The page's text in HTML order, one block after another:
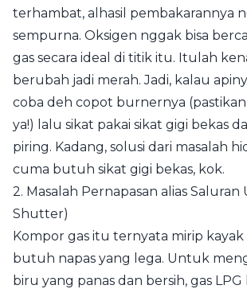
terhambat, alhasil pembakarannya
sempurna. Oksigen nggak bisa
gas secara ideal di titik itu. Itulah
berubah jadi merah. Jadi, kalau
coba deh copot burnernya
ya!) lalu sikat pakai sikat gigi bekas
piring. Kadang, solusi dari masalah
cuma butuh sikat gigi bekas, kok.
2. Masalah Pernapasan alias Saluran
Shutter)
Kompor gas itu ternyata mirip kayak
butuh napas yang lega. Untuk
biru yang panas dan bersih, gas LPG